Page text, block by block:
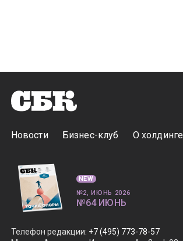
Новости Бизнес-клуб О холдинге
Телефон редакции: +7 (495) 773-78-57
NEW
№2, ИЮНЬ 2026
№64 ИЮНЬ